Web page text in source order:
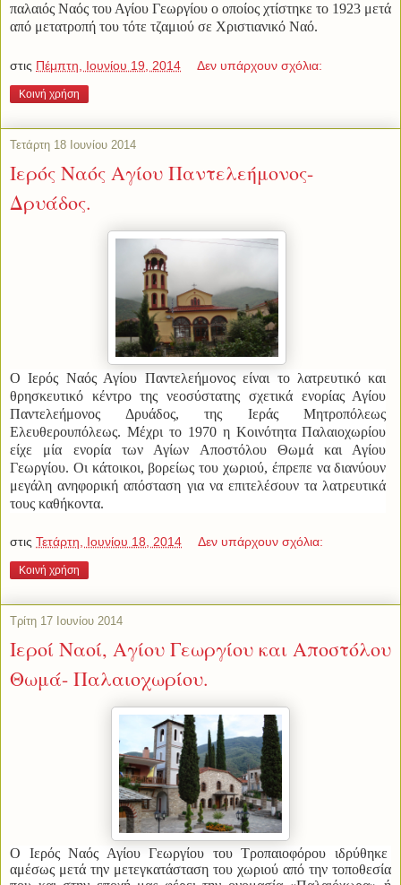
παλαιός Ναός του Αγίου Γεωργίου ο οποίος χτίστηκε το 1923 μετά
από μετατροπή του τότε τζαμιού σε Χριστιανικό Ναό.
στις Πέμπτη, Ιουνίου 19, 2014 Δεν υπάρχουν σχόλια:
Κοινή χρήση
Τετάρτη 18 Ιουνίου 2014
Ιερός Ναός Αγίου Παντελεήμονος-
Δρυάδος.
Ο Ιερός Ναός Αγίου Παντελεήμονος είναι το λατρευτικό και
θρησκευτικό κέντρο της νεοσύστατης σχετικά ενορίας Αγίου
Παντελεήμονος Δρυάδος, της Ιεράς Μητροπόλεως
Ελευθερουπόλεως. Μέχρι το 1970 η Κοινότητα Παλαιοχωρίου
είχε μία ενορία των Αγίων Αποστόλου Θωμά και Αγίου
Γεωργίου. Οι κάτοικοι, βορείως του χωριού, έπρεπε να διανύουν
μεγάλη ανηφορική απόσταση για να επιτελέσουν τα λατρευτικά
τους καθήκοντα.
στις Τετάρτη, Ιουνίου 18, 2014 Δεν υπάρχουν σχόλια:
Κοινή χρήση
Τρίτη 17 Ιουνίου 2014
Ιεροί Ναοί, Αγίου Γεωργίου και Αποστόλου
Θωμά- Παλαιοχωρίου.
Ο Ιερός Ναός Αγίου Γεωργίου του Τροπαιοφόρου ιδρύθηκε
αμέσως μετά την μετεγκατάσταση του χωριού από την τοποθεσία